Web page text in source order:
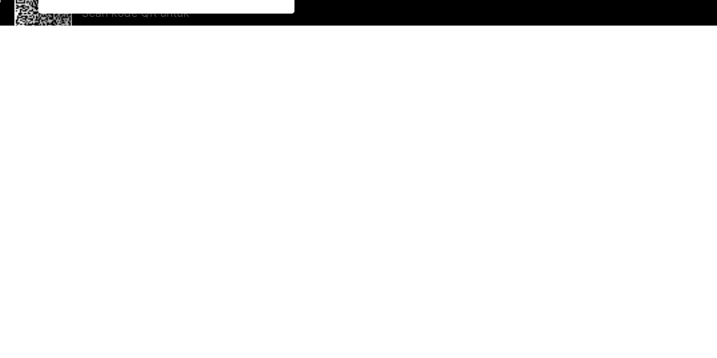
Scan kode QR untuk
mengunduh sekarang!